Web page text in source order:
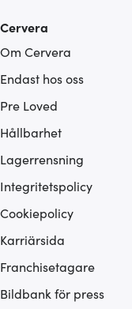
Cervera
Om Cervera
Endast hos oss
Pre Loved
Hållbarhet
Lagerrensning
Integritetspolicy
Cookiepolicy
Karriärsida
Franchisetagare
Bildbank för press